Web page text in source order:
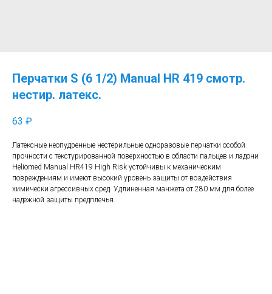
Перчатки S (6 1/2) Manual HR 419 смотр.
нестир. латекс.
63 ₽
Латексные неопудренные нестерильные одноразовые перчатки особой
прочности с текстурированной поверхностью в области пальцев и ладони
Heliomed Manual HR419 High Risk устойчивы к механическим
повреждениям и имеют высокий уровень защиты от воздействия
химически агрессивных сред. Удлиненная манжета от 280 мм для более
надежной защиты предплечья.